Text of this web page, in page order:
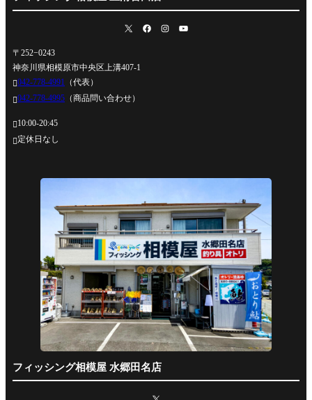
〒252−0243
神奈川県相模原市中央区上溝407-1
042-778-4991 （代表）
042-778-4995 （商品問い合わせ）
10:00-20:45
定休日なし
フィッシング相模屋 水郷田名店